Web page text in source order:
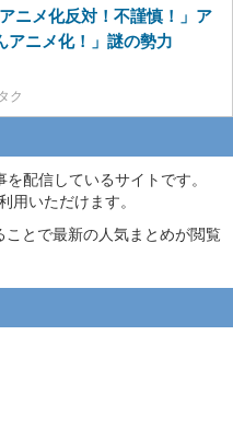
ニメ化反対！不謹慎！」ア
アニメ化！」謎の勢力
ク
配信しているサイトです。
用いただけます。
ことで最新の人気まとめが閲覧